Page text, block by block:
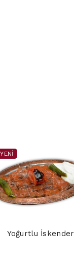
YENI
Yoğurtlu İskender